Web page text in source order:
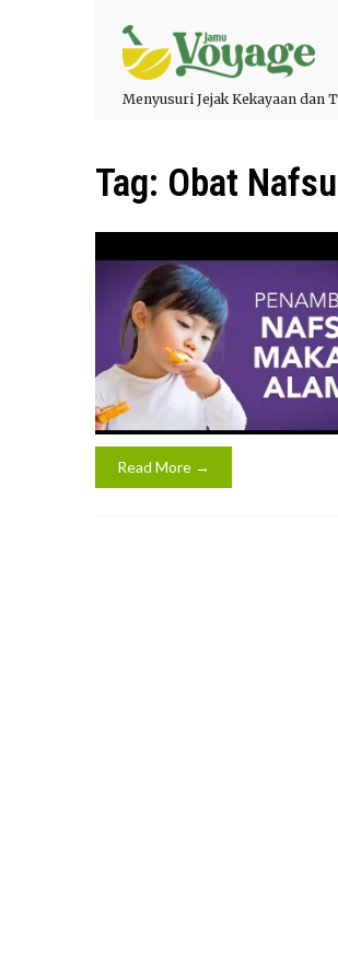
Menyusuri Jejak Kekayaan dan
Tag: Obat
Read More →